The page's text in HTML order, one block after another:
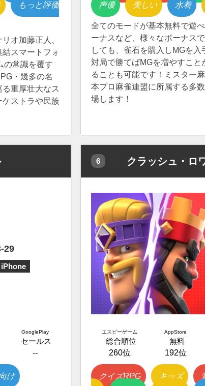
もっと評価
オ加藤正人、
スマートフォ
の常識を覆す
・幾多の名
重厚壮大なス
ケストラや民族
声優
美しい 水着
全てのモードが基本無料で遊
ーナスなど、様々なボーナス
しても、雀石を購入しMGを入
対局で勝てばMGを増やすこ
ることも可能です！ミスター
本プロ麻雀連盟に所属する多
場します！
29
iPhone
GooglePlay
セールス
--
け
6 クラッシュ・ロ
エスピーゲーム
総合順位
260位
AppStore
無料
192位
クイズRPG キッズ